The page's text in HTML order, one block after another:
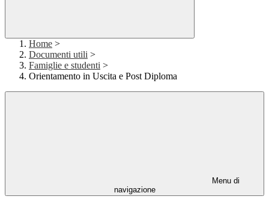
Home >
Documenti utili >
Famiglie e studenti >
Orientamento in Uscita e Post Diploma
Menu di
navigazione